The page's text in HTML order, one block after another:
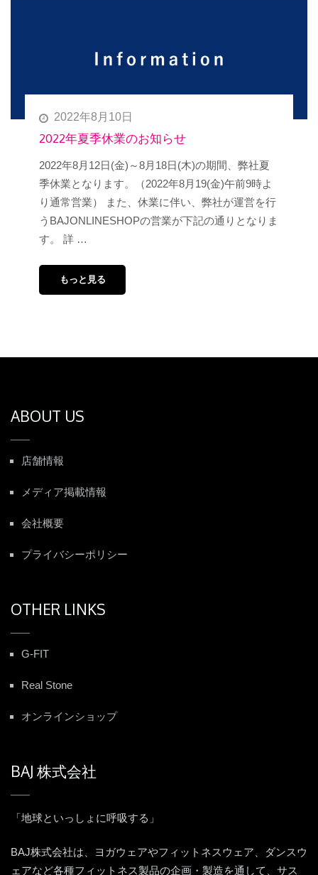
2022年8月10日
2022年夏季休業のお知らせ
2022年8月12日(金)～8月18日(木)の期間、弊社夏
季休業となります。（2022年8月19(金)午前9時よ
り通常営業） また、休業に伴い、弊社が運営を行
うBAJONLINESHOPの営業が下記の通りとなりま
す。 詳 …
もっと見る
ABOUT US
店舗情報
メディア掲載情報
会社概要
プライバシーポリシー
OTHER LINKS
G-FIT
Real Stone
オンラインショップ
BAJ 株式会社
「地球といっしょに呼吸する」
BAJ株式会社は、ヨガウェアやフィットネスウェア、ダンスウ
ェアなど各種フィットネス製品の企画・製造を通して、サス